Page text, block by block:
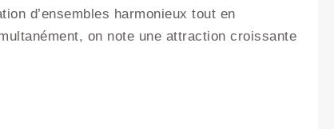
d’ensembles harmonieux tout en
on note une attraction croissante